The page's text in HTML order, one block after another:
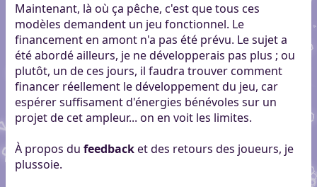
Maintenant, là où ça pêche, c'est que tous ces
modèles demandent un jeu fonctionnel. Le
financement en amont n'a pas été prévu. Le sujet a
été abordé ailleurs, je ne développerais pas plus ; ou
plutôt, un de ces jours, il faudra trouver comment
financer réellement le développement du jeu, car
espérer suffisament d'énergies bénévoles sur un
projet de cet ampleur... on en voit les limites.
À propos du feedbacket des retours des joueurs, je
plussoie.